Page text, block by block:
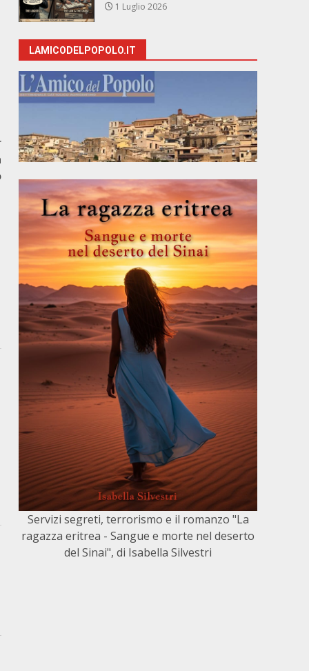
1 Luglio 2026
LAMICODELPOPOLO.IT
Servizi segreti, terrorismo e il romanzo "La
ragazza eritrea - Sangue e morte nel deserto
del Sinai", di Isabella Silvestri